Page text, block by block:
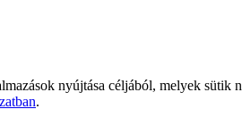
nyújtása céljából, melyek
.